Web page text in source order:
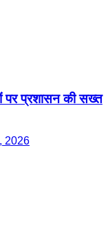
पर प्रशासन की सख्त
2026